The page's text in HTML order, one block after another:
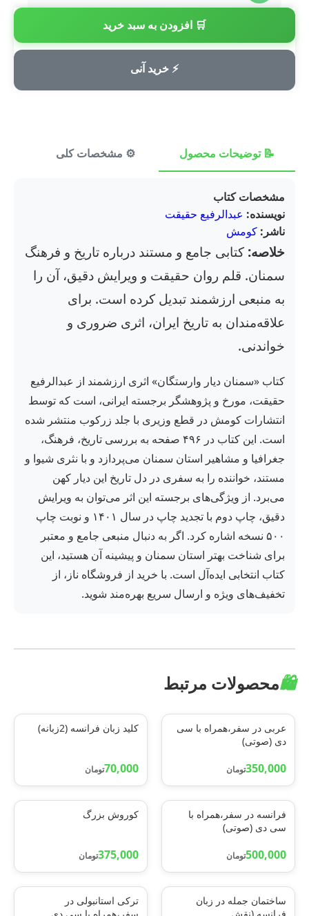
🛒 افزودن به سبد خرید
⚡ خرید آنی
💳 پرداخت امن
📝 توضیحات محصول ⚙️ مشخصات کلی
مشخصات کتاب
نویسنده: عبدالرفیع حقیقت
ناشر: کومش
خلاصه: کتابی جامع و مستند درباره تاریخ و فرهنگ
سمنان. قلم روان حقیقت و ویرایش دقیق، آن را
به منبعی ارزشمند تبدیل کرده است. برای
علاقه‌مندان به تاریخ ایران، اثری ضروری و
خواندنی.
کتاب «سمنان دیار وارستگان» اثری ارزشمند از عبدالرفیع
حقیقت، مورخ و پژوهشگر برجسته ایرانی، است که توسط
انتشارات کومش در قطع وزیری با جلد زرکوب منتشر شده
است. این کتاب در ۴۹۶ صفحه به بررسی تاریخ، فرهنگ،
جغرافیا و مشاهیر استان سمنان می‌پردازد و با نثری شیوا و
مستند، خواننده را به سفری در دل تاریخ این دیار کهن
می‌برد. از ویژگی‌های برجسته این اثر می‌توان به ویرایش
دقیق، چاپ دوم با تجدید چاپ در سال ۱۴۰۱ و نوبت چاپ
۵۰۰ نسخه اشاره کرد. اگر به دنبال منبعی جامع و معتبر
برای شناخت بهتر استان سمنان و پیشینه آن هستید، این
کتاب انتخابی ایده‌آل است. با خرید از فروشگاه ناز، از
تخفیف‌های ویژه و ارسال سریع بهره‌مند شوید.
🛍️محصولات مرتبط
عربی در سفر،همراه با سی
دی (صوتی)
350,000تومان
کلید زبان فرانسه (2زبانه)
70,000تومان
فرانسه در سفر،همراه با
سی دی (صوتی)
500,000تومان
کوروش بزرگ
375,000تومان
ساختمان جمله در زبان
ترکی استانبولی در